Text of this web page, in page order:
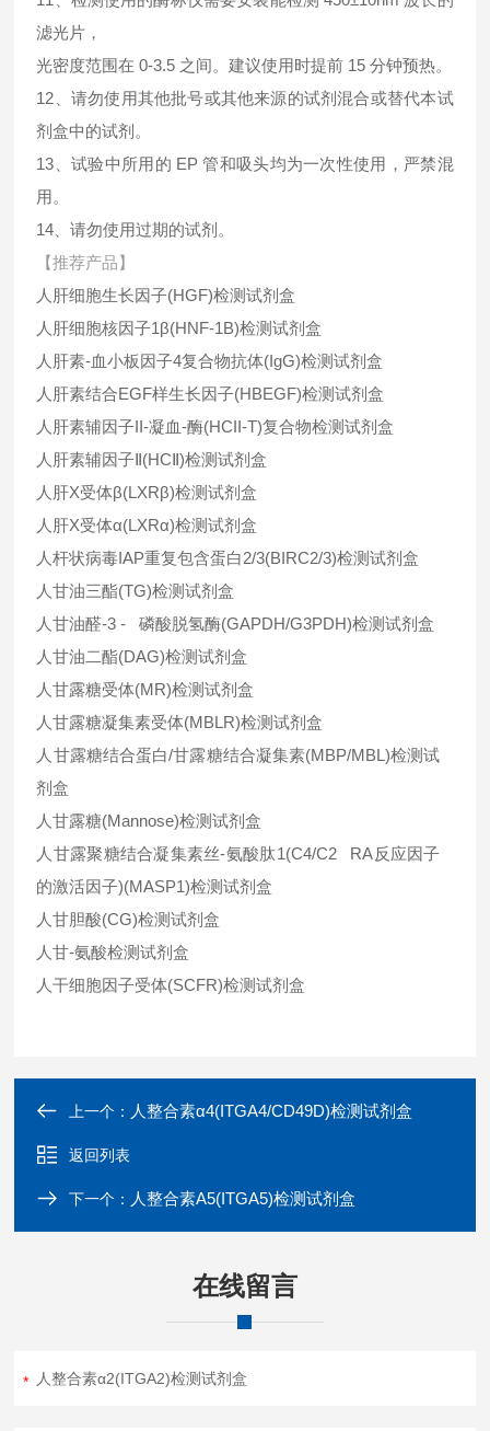
滤光片，
光密度范围在 0-3.5 之间。建议使用时提前 15 分钟预热。
12、请勿使用其他批号或其他来源的试剂混合或替代本试
剂盒中的试剂。
13、试验中所用的 EP 管和吸头均为一次性使用，严禁混
用。
14、请勿使用过期的试剂。
【推荐产品】
人肝细胞生长因子(HGF)检测试剂盒
人肝细胞核因子1β(HNF-1B)检测试剂盒
人肝素-血小板因子4复合物抗体(IgG)检测试剂盒
人肝素结合EGF样生长因子(HBEGF)检测试剂盒
人肝素辅因子II-凝血-酶(HCII-T)复合物检测试剂盒
人肝素辅因子Ⅱ(HCⅡ)检测试剂盒
人肝X受体β(LXRβ)检测试剂盒
人肝X受体α(LXRα)检测试剂盒
人杆状病毒IAP重复包含蛋白2/3(BIRC2/3)检测试剂盒
人甘油三酯(TG)检测试剂盒
人甘油醛-3 - 磷酸脱氢酶(GAPDH/G3PDH)检测试剂盒
人甘油二酯(DAG)检测试剂盒
人甘露糖受体(MR)检测试剂盒
人甘露糖凝集素受体(MBLR)检测试剂盒
人甘露糖结合蛋白/甘露糖结合凝集素(MBP/MBL)检测试
剂盒
人甘露糖(Mannose)检测试剂盒
人甘露聚糖结合凝集素丝-氨酸肽1(C4/C2 RA反应因子
的激活因子)(MASP1)检测试剂盒
人甘胆酸(CG)检测试剂盒
人甘-氨酸检测试剂盒
人干细胞因子受体(SCFR)检测试剂盒
上一个： 人整合素α4(ITGA4/CD49D)检测试剂盒
返回列表
下一个： 人整合素A5(ITGA5)检测试剂盒
在线留言